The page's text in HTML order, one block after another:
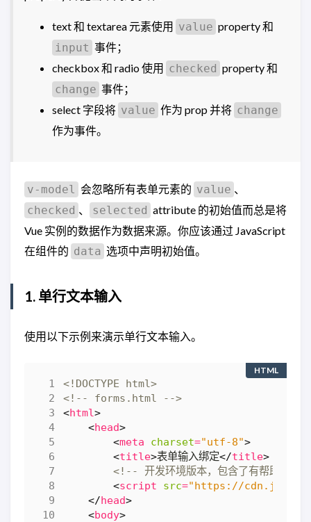
text 和 textarea 元素使用 value property 和
input 事件；
checkbox 和 radio 使用 checked property 和
change 事件；
select 字段将 value 作为 prop 并将 change
作为事件。
v-model 会忽略所有表单元素的 value 、
checked 、 selected attribute 的初始值而总是将
Vue 实例的数据作为数据来源。你应该通过 JavaScript
在组件的 data 选项中声明初始值。
1. 单行文本输入
使用以下示例来演示单行文本输入。
<!DOCTYPE html>
<!-- forms.html -->
<html>
<head>
<meta charset="utf-8">
<title>表单输入绑定</title>
<!-- 开发环境版本，包含了有帮助的命
<script src="https://
</head>
<body>
HTML